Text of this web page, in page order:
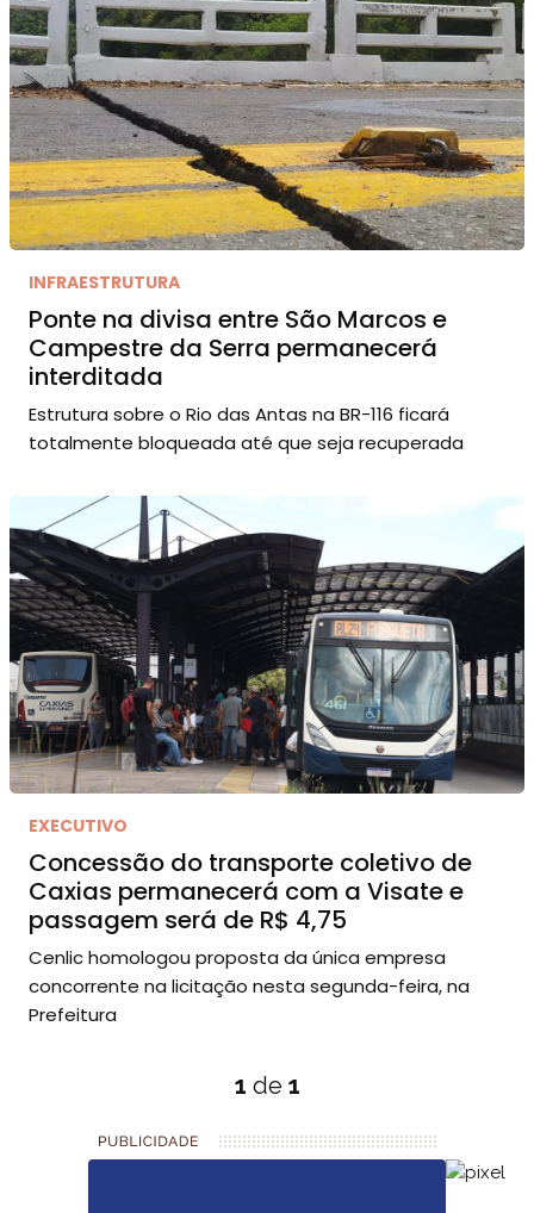
INFRAESTRUTURA
Ponte na divisa entre São Marcos e
Campestre da Serra permanecerá
interditada
Estrutura sobre o Rio das Antas na BR-116 ficará
totalmente bloqueada até que seja recuperada
EXECUTIVO
Concessão do transporte coletivo de
Caxias permanecerá com a Visate e
passagem será de R$ 4,75
Cenlic homologou proposta da única empresa
concorrente na licitação nesta segunda-feira, na
Prefeitura
1 de 1